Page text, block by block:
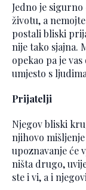
Jedno je
životu, a
postali bliski
nije tako sjajna.
opekao pa je
umjesto s
Prijatelji
Njegov bliski
njihovo
upoznavanje će
ništa drugo,
ste i vi, a i